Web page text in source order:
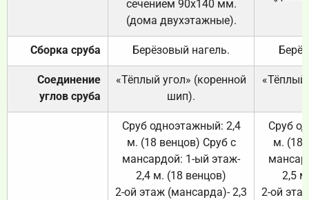
сечением 90х140 мм.
(дома двухэтажные).
Сборка сруба Берёзовый нагель.
Соединение
углов сруба
«Тёплый угол» (коренной
шип).
«Тёплый
Сруб одноэтажный: 2,4
м. (18 венцов) Сруб с
мансардой: 1-ый этаж-
2,4 м. (18 венцов)
2-ой этаж (мансарда)- 2,3
Сруб
м. (18
2,5
2-ой